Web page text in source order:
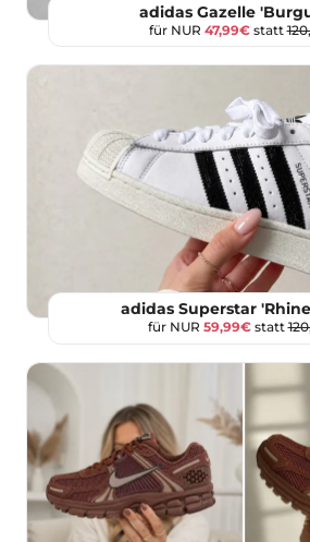
adidas Gazelle
für NUR 47,99€statt
adidas Superstar
für NUR 59,99€statt